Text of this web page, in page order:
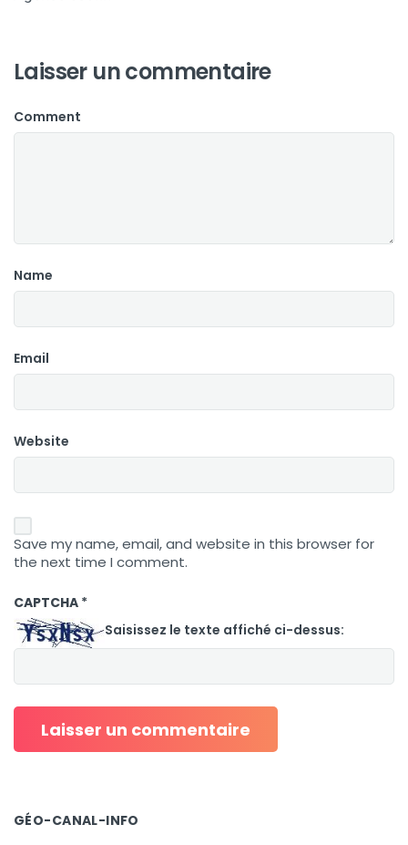
Laisser un commentaire
Comment
Name
Email
Website
Save my name, email, and website in this browser for
the next time I comment.
CAPTCHA *
Saisissez le texte affiché ci-dessus:
GÉO-CANAL-INFO